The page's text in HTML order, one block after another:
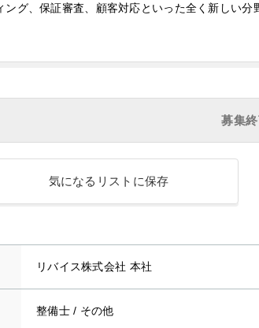
ング、保証審査、顧客対応といった全く新しい分
募集終
気になるリストに保存
リバイス株式会社 本社
整備士/ その他